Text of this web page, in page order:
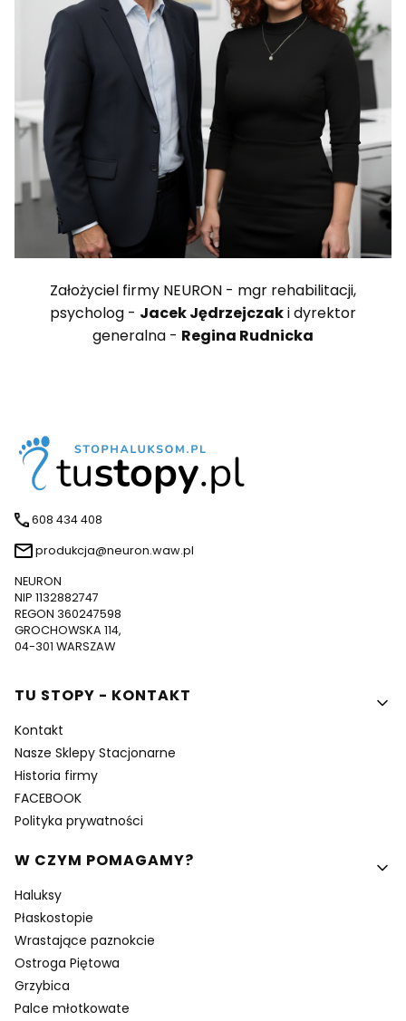
Założyciel firmy NEURON - mgr rehabilitacji,
psycholog - Jacek Jędrzejczaki dyrektor
generalna - Regina Rudnicka
608 434 408
produkcja@neuron.waw.pl
NEURON
NIP 1132882747
REGON 360247598
GROCHOWSKA 114,
04-301 WARSZAW
Linki w stopce
TU STOPY - KONTAKT
Kontakt
Nasze Sklepy Stacjonarne
Historia firmy
FACEBOOK
Polityka prywatności
W CZYM POMAGAMY?
Haluksy
Płaskostopie
Wrastające paznokcie
Ostroga Piętowa
Grzybica
Palce młotkowate